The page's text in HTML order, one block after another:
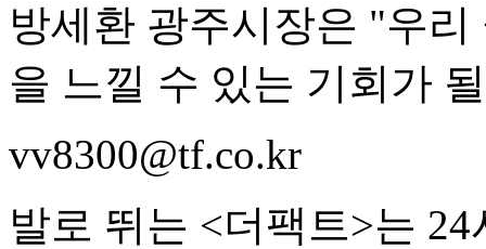
방세환 광주시장은 "우
을 느낄 수 있는 기회가
vv8300@tf.co.kr
발로 뛰는 <더팩트>는